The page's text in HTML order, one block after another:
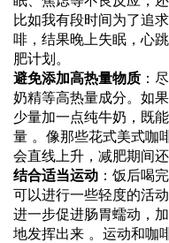
比如我有段时间为了追
啡，结果晚上失眠，心
肥计划。
避免添加高热量物质 ：
奶精等高热量成分。如
少量加一点纯牛奶，既
量 。像那些花式美式咖
会直线上升，减肥期间还
结合适当运动 ：饭后喝
可以进行一些轻度的活
进一步促进肠胃蠕动，
地发挥出来 。运动和咖